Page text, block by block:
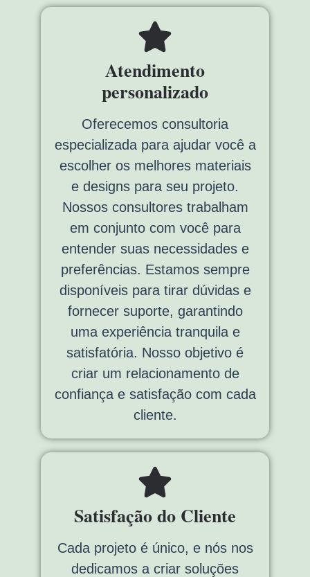
Atendimento
personalizado
Oferecemos consultoria
especializada para ajudar você a
escolher os melhores materiais
e designs para seu projeto.
Nossos consultores trabalham
em conjunto com você para
entender suas necessidades e
preferências. Estamos sempre
disponíveis para tirar dúvidas e
fornecer suporte, garantindo
uma experiência tranquila e
satisfatória. Nosso objetivo é
criar um relacionamento de
confiança e satisfação com cada
cliente.
Satisfação do Cliente
Cada projeto é único, e nós nos
dedicamos a criar soluções